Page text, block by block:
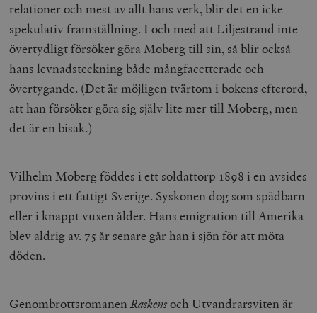
relationer och mest av allt hans verk, blir det en icke-
spekulativ framställning. I och med att Liljestrand inte
övertydligt försöker göra Moberg till sin, så blir också
hans levnadsteckning både mångfacetterade och
övertygande. (Det är möjligen tvärtom i bokens efterord,
att han försöker göra sig själv lite mer till Moberg, men
det är en bisak.)
Vilhelm Moberg föddes i ett soldattorp 1898 i en avsides
provins i ett fattigt Sverige. Syskonen dog som spädbarn
eller i knappt vuxen ålder. Hans emigration till Amerika
blev aldrig av. 75 år senare går han i sjön för att möta
döden.
GenombrottsromanenRaskensoch Utvandrarsviten är